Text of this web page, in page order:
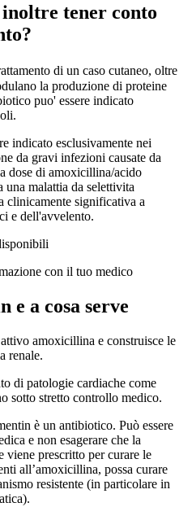
tener conto
di un caso cutaneo, oltre
la produzione di proteine
puo' essere indicato
indicato esclusivamente nei
da gravi infezioni causate da
dose di amoxicillina/acido
malattia da selettivita
clinicamente significativa a
e dell'avvelento.
con il tuo medico
e a cosa serve
amoxicillina e construisce le
renale.
di patologie cardiache come
sotto stretto controllo medico.
è un antibiotico. Può essere
e non esagerare che la
viene prescritto per curare le
all’amoxicillina, possa curare
resistente (in particolare in